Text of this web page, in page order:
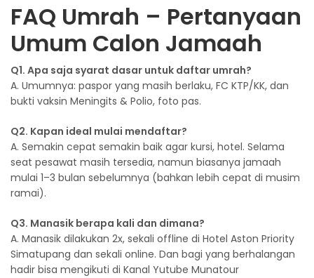
FAQ Umrah – Pertanyaan
Umum Calon Jamaah
Q1. Apa saja syarat dasar untuk daftar umrah?
A. Umumnya: paspor yang masih berlaku, FC KTP/KK, dan
bukti vaksin Meningits & Polio, foto pas.
Q2. Kapan ideal mulai mendaftar?
A. Semakin cepat semakin baik agar kursi, hotel. Selama
seat pesawat masih tersedia, namun biasanya jamaah
mulai 1–3 bulan sebelumnya (bahkan lebih cepat di musim
ramai).
Q3. Manasik berapa kali dan dimana?
A. Manasik dilakukan 2x, sekali offline di Hotel Aston Priority
Simatupang dan sekali online. Dan bagi yang berhalangan
hadir bisa mengikuti di Kanal Yutube Munatour